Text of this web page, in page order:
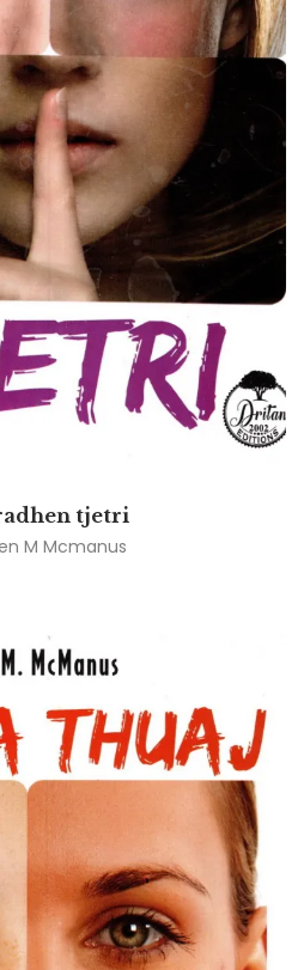
tjetri
M Mcmanus